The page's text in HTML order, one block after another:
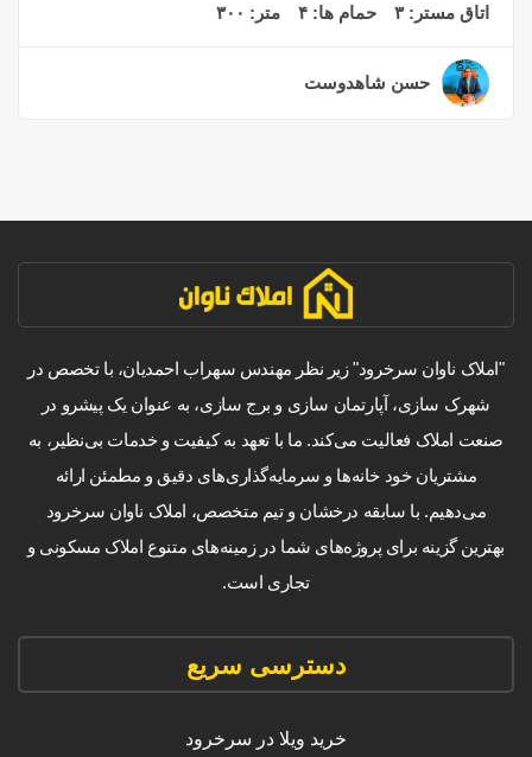
اتاق مستر:۳ حمام ها: ۴ متر: ۳۰۰
حسن شاهدوست
"املاک ناوان سرخرود" زیر نظر مهندس سهراب احمدیان، با تخصص در
شهرک سازی، آپارتمان سازی و برج سازی، به عنوان یک پیشرو در
صنعت املاک فعالیت می‌کند. ما با تعهد به کیفیت و خدمات بی‌نظیر، به
مشتریان خود خانه‌ها و سرمایه‌گذاری‌های دقیق و مطمئن ارائه
می‌دهیم. با سابقه درخشان و تیم متخصص، املاک ناوان سرخرود
بهترین گزینه برای پروژه‌های شما در زمینه‌های متنوع املاک مسکونی و
تجاری است.
دسترسی سریع
خرید ویلا در سرخرود